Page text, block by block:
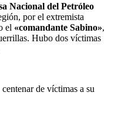
Nacional del Petróleo
por el extremista
el «comandante Sabino»,
Hubo dos víctimas
de víctimas a su